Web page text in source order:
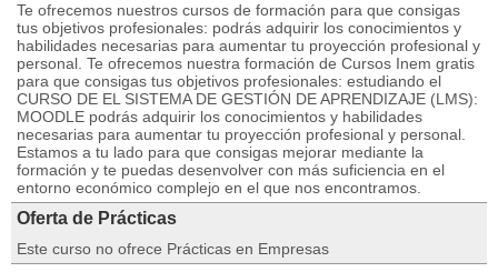
Te ofrecemos nuestros cursos de formación para que consigas
tus objetivos profesionales: podrás adquirir los conocimientos y
habilidades necesarias para aumentar tu proyección profesional y
personal. Te ofrecemos nuestra formación de Cursos Inem gratis
para que consigas tus objetivos profesionales: estudiando el
CURSO DE EL SISTEMA DE GESTIÓN DE APRENDIZAJE (LMS):
MOODLE podrás adquirir los conocimientos y habilidades
necesarias para aumentar tu proyección profesional y personal.
Estamos a tu lado para que consigas mejorar mediante la
formación y te puedas desenvolver con más suficiencia en el
entorno económico complejo en el que nos encontramos.
Oferta de Prácticas
Este curso no ofrece Prácticas en Empresas